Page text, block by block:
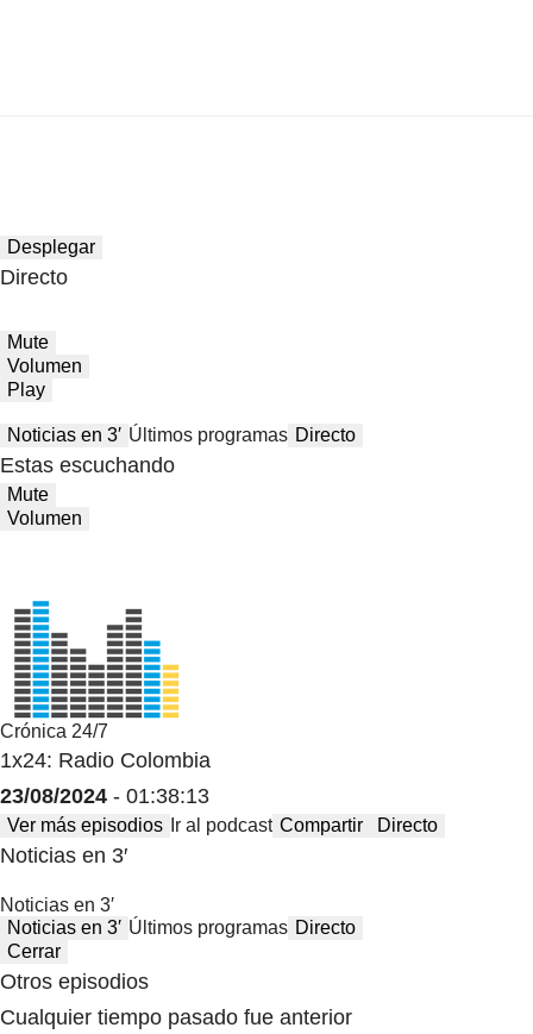
Desplegar
Directo
Mute
Volumen
Play
Noticias en 3′ Últimos programas Directo
Estas escuchando
Mute
Volumen
Crónica 24/7
1x24: Radio Colombia
23/08/2024 - 01:38:13
Ver más episodios Ir al podcast Compartir Directo
Noticias en 3′
Noticias en 3′
Noticias en 3′ Últimos programas Directo
Cerrar
Otros episodios
Cualquier tiempo pasado fue anterior